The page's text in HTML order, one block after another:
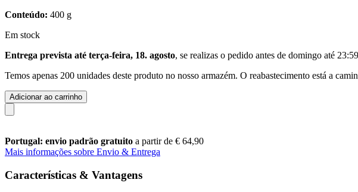
Conteúdo: 400 g
Em stock
Entrega prevista até terça-feira, 18. agosto, se realizas o pedido antes de domingo até
Temos apenas 200 unidades deste produto no nosso armazém. O reabastecimento está a
Adicionar ao carrinho
Portugal: envio padrão gratuito a partir de € 64,90
Mais informações sobre Envio & Entrega
Características & Vantagens